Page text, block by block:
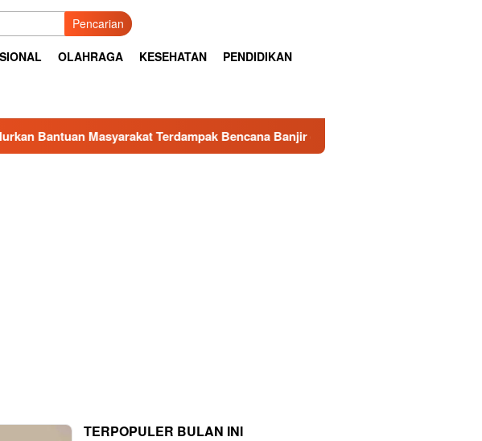
Pencarian
OLAHRAGA KESEHATAN PENDIDIKAN
Masyarakat Terdampak Bencana Banjir di Sumbar
TERPOPULER BULAN INI